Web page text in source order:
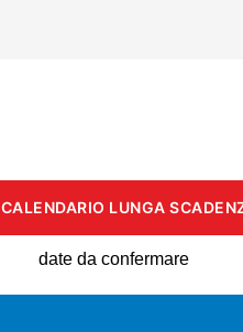
CALENDARIO LUNGA
date da confermare